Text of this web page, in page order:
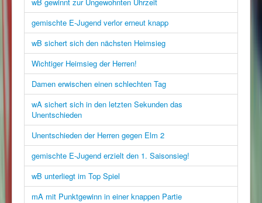
wB gewinnt zur Ungewohnten Uhrzeit
gemischte E-Jugend verlor erneut knapp
wB sichert sich den nächsten Heimsieg
Wichtiger Heimsieg der Herren!
Damen erwischen einen schlechten Tag
wA sichert sich in den letzten Sekunden das
Unentschieden
Unentschieden der Herren gegen Elm 2
gemischte E-Jugend erzielt den 1. Saisonsieg!
wB unterliegt im Top Spiel
mA mit Punktgewinn in einer knappen Partie